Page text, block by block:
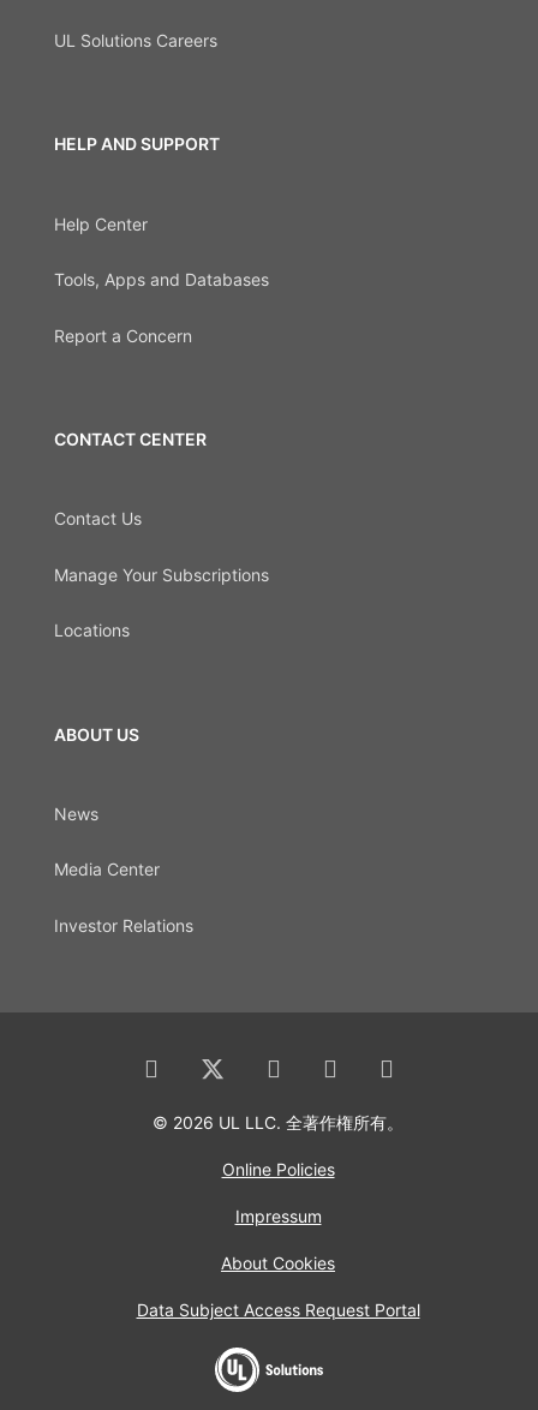
UL Solutions Careers
HELP AND SUPPORT
Help Center
Tools, Apps and Databases
Report a Concern
CONTACT CENTER
Contact Us
Manage Your Subscriptions
Locations
ABOUT US
News
Media Center
Investor Relations
© 2026 UL LLC. 全著作権所有。
Online Policies
Impressum
About Cookies
Data Subject Access Request Portal